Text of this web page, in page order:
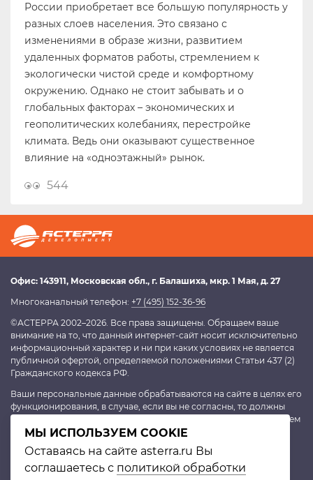
России приобретает все большую популярность у
разных слоев населения. Это связано с
изменениями в образе жизни, развитием
удаленных форматов работы, стремлением к
экологически чистой среде и комфортному
окружению. Однако не стоит забывать и о
глобальных факторах – экономических и
геополитических колебаниях, перестройке
климата. Ведь они оказывают существенное
влияние на «одноэтажный» рынок.
544
Офис: 143911, Московская обл., г. Балашиха, мкр. 1 Мая, д. 27
Многоканальный телефон: +7 (495) 152-36-96
©АСТЕРРА 2002–2026. Все права защищены. Обращаем ваше
внимание на то, что данный интернет-сайт носит исключительно
информационный характер и ни при каких условиях не является
публичной офертой, определяемой положениями Статьи 437 (2)
Гражданского кодекса РФ.
Ваши персональные данные обрабатываются на сайте в целях его
функционирования, в случае, если вы не согласны, то должны
покинуть сайт. В противном случае это будет являться согласием
на обработку персональных данных, согласно
конфиденциальности
МЫ ИСПОЛЬЗУЕМ COOKIE
Оставаясь на сайте asterra.ru Вы
соглашаетесь с политикой обработки